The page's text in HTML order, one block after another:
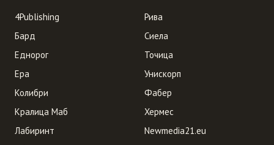
4Publishing
Бард
Еднорог
Ера
Колибри
Кралица Маб
Лабиринт
Рива
Сиела
Точица
Унискорп
Фабер
Хермес
Newmedia21.eu